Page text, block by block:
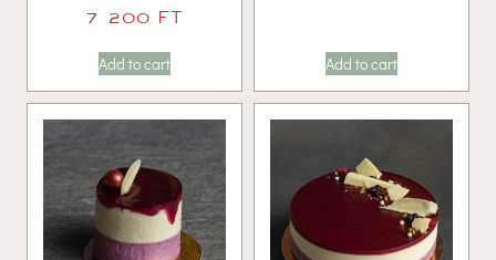
7 200 FT
Add to cart Add to cart